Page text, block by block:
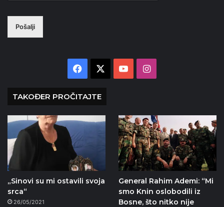
Pošalji
Facebook YouTubeInstagram
TAKOĐER PROČITAJTE
„Sinovi su mi ostavili svoja
srca“
26/05/2021
General Rahim Ademi: “Mi
smo Knin oslobodili iz
Bosne, što nitko nije